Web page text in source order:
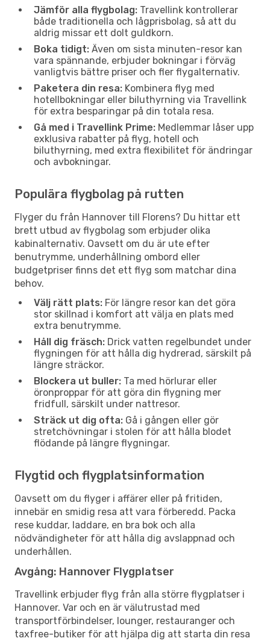
Jämför alla flygbolag: Travellink kontrollerar
både traditionella och lågprisbolag, så att du
aldrig missar ett dolt guldkorn.
Boka tidigt: Även om sista minuten-resor kan
vara spännande, erbjuder bokningar i förväg
vanligtvis bättre priser och fler flygalternativ.
Paketera din resa: Kombinera flyg med
hotellbokningar eller biluthyrning via Travellink
för extra besparingar på din totala resa.
Gå med i Travellink Prime: Medlemmar låser upp
exklusiva rabatter på flyg, hotell och
biluthyrning, med extra flexibilitet för ändringar
och avbokningar.
Populära flygbolag på rutten
Flyger du från Hannover till Florens? Du hittar ett
brett utbud av flygbolag som erbjuder olika
kabinalternativ. Oavsett om du är ute efter
benutrymme, underhållning ombord eller
budgetpriser finns det ett flyg som matchar dina
behov.
Välj rätt plats: För längre resor kan det göra
stor skillnad i komfort att välja en plats med
extra benutrymme.
Håll dig fräsch: Drick vatten regelbundet under
flygningen för att hålla dig hydrerad, särskilt på
längre sträckor.
Blockera ut buller: Ta med hörlurar eller
öronproppar för att göra din flygning mer
fridfull, särskilt under nattresor.
Sträck ut dig ofta: Gå i gången eller gör
stretchövningar i stolen för att hålla blodet
flödande på längre flygningar.
Flygtid och flygplatsinformation
Oavsett om du flyger i affärer eller på fritiden,
innebär en smidig resa att vara förberedd. Packa
rese kuddar, laddare, en bra bok och alla
nödvändigheter för att hålla dig avslappnad och
underhållen.
Avgång: Hannover Flygplatser
Travellink erbjuder flyg från alla större flygplatser i
Hannover. Var och en är välutrustad med
transportförbindelser, lounger, restauranger och
taxfree-butiker för att hjälpa dig att starta din resa